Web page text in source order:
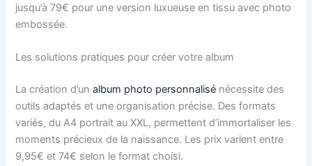
jusqu’à 79€ pour une version luxueuse en tissu avec photo
embossée.
Les solutions pratiques pour créer votre album
La création d’unalbum photo personnalisé nécessite des
outils adaptés et une organisation précise. Des formats
variés, du A4 portrait au XXL, permettent d’immortaliser les
moments précieux de la naissance. Les prix varient entre
9,95€ et 74€ selon le format choisi.